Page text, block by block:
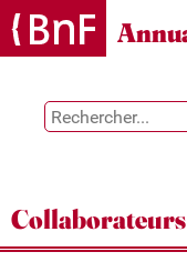
Gestion des cookies
Collaborateurs